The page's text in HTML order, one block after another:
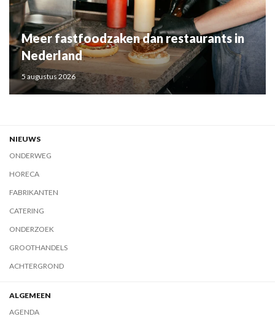
Meer fastfoodzaken dan restaurants in
Nederland
5 augustus 2026
NIEUWS
ONDERWEG
HORECA
FABRIKANTEN
CATERING
ONDERZOEK
GROOTHANDELS
ACHTERGROND
ALGEMEEN
AGENDA